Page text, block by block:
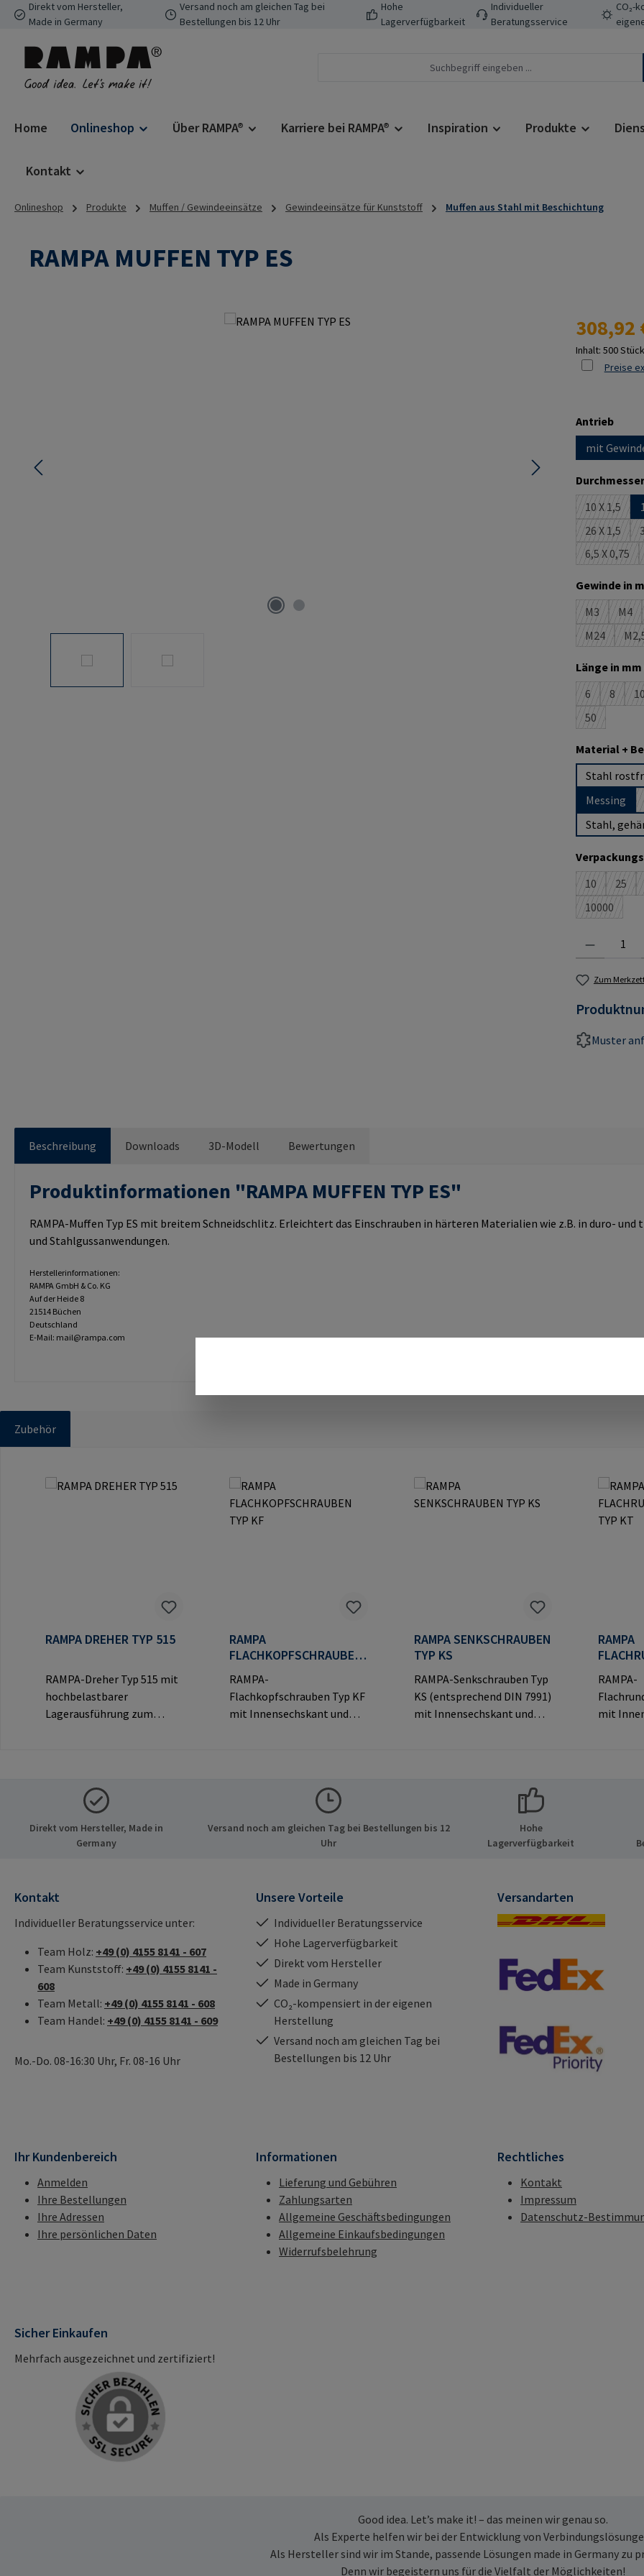
Hauptinhalt springen
Zur Suche springen
Zur Hauptnavigation springen
Direkt vom Hersteller,
Made in Germany
Versand noch am gleichen Tag bei
Bestellungen bis 12 Uhr
Hohe
Lagerverfügbarkeit
Individueller
Beratungsservice
CO₂-
Home Onlineshop Über RAMPA® Karriere bei RAMPA® Inspiration Produkte
Kontakt
Onlineshop Produkte Muffen / Gewindeeinsätze Gewindeeinsätze für Kunststoff Muffen aus Stahl mit Beschichtung
RAMPA MUFFEN TYP ES
Regulärer
308,92
Inhalt: 500 Stück
Preise
Antrieb
mit
10 X 1,5
(Diese
26 X 1,5
(Diese
6,5 X 0,75
(Diese
Gewinde in
M3
(Diese
M4
M24
(Diese
Länge in mm
6
(Diese
8
(Diese
10
50
(Diese
Material +
Stahl
Messing
Stahl,
10
(Diese
25
10000
(Diese
Zum
Muster
Beschreibung Downloads 3D-Modell Bewertungen
Produktinformationen "RAMPA MUFFEN TYP ES"
RAMPA-Muffen Typ ES mit breitem Schneidschlitz. Erleichtert das Einschrauben in härteren Materialien wie z.B. in duro-
und Stahlgussanwendungen.
Herstellerinformationen:
RAMPA GmbH & Co. KG
Auf der Heide 8
21514 Büchen
Deutschland
E-Mail: mail@rampa.com
Zubehör
RAMPA DREHER TYP 515
RAMPA-Dreher Typ 515 mit
hochbelastbarer
Lagerausführung zum
RAMPA-Muffen zu
verwenden.Herstellerinfor
mationen: RAMPA GmbH &
Co. KG Auf der Heide 8 21514
RAMPA
FLACHKOPFSCHRAUBEN
RAMPA-
Flachkopfschrauben Typ KF
mit Innensechskant und
& Co. KG Auf der Heide 8
21514 Büchen Deutschland
E-Mail: mail@rampa.com
RAMPA SENKSCHRAUBEN
TYP KS
RAMPA-Senkschrauben Typ
KS (entsprechend DIN 7991)
mit Innensechskant und
& Co. KG Auf der Heide 8
21514 Büchen Deutschland
E-Mail: mail@rampa.com
RAMPA
RAMPA-
mit
& Co.
21514
E-Mail:
Direkt vom Hersteller, Made in
Germany
Versand noch am gleichen Tag bei Bestellungen bis 12
Uhr
Hohe
Lagerverfügbarkeit
Kontakt
Individueller Beratungsservice unter:
Team Holz: +49 (0) 4155 8141 - 607
Team Kunststoff: +49 (0) 4155 8141 -
608
Team Metall: +49 (0) 4155 8141 - 608
Team Handel: +49 (0) 4155 8141 - 609
Mo.-Do. 08-16:30 Uhr, Fr. 08-16 Uhr
Unsere Vorteile
Individueller Beratungsservice
Hohe Lagerverfügbarkeit
Direkt vom Hersteller
Made in Germany
CO₂-kompensiert in der eigenen
Herstellung
Versand noch am gleichen Tag bei
Bestellungen bis 12 Uhr
Versandarten
Ihr Kundenbereich
Anmelden
Ihre Bestellungen
Ihre Adressen
Ihre persönlichen Daten
Informationen
Lieferung und Gebühren
Zahlungsarten
Allgemeine Geschäftsbedingungen
Allgemeine Einkaufsbedingungen
Widerrufsbelehrung
Rechtliches
Kontakt
Impressum
Datenschutz-
Sicher Einkaufen
Mehrfach ausgezeichnet und zertifiziert!
Good idea. Let’s make it! – das meinen wir genau so.
Als Experte helfen wir bei der Entwicklung von
Als Hersteller sind wir im Stande, passende Lösungen made in Germany zu
Denn wir begeistern uns für die Vielfalt der Möglichkeiten!